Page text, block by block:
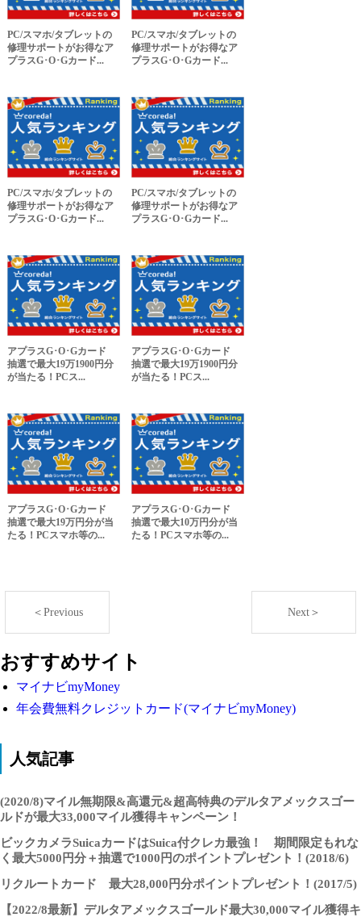
PC/スマホ/タブレットの
修理サポートがお得なア
プラスG･O･Gカード...
PC/スマホ/タブレットの
修理サポートがお得なア
プラスG･O･Gカード...
PC/スマホ/タブレットの
修理サポートがお得なア
プラスG･O･Gカード...
PC/スマホ/タブレットの
修理サポートがお得なア
プラスG･O･Gカード...
アプラスG･O･Gカード
抽選で最大19万1900円分
が当たる！PCス...
アプラスG･O･Gカード
抽選で最大19万1900円分
が当たる！PCス...
アプラスG･O･Gカード
抽選で最大19万円分が当
たる！PCスマホ等の...
アプラスG･O･Gカード
抽選で最大10万円分が当
たる！PCスマホ等の...
＜Previous Next＞
おすすめサイト
マイナビmyMoney
年会費無料クレジットカード(マイナビmyMoney)
人気記事
(2020/8)マイル無期限&高還元&超高特典のデルタアメックスゴー
ルドが最大33,000マイル獲得キャンペーン！
ビックカメラSuicaカードはSuica付クレカ最強！ 期間限定もれな
く最大5000円分＋抽選で1000円のポイントプレゼント！(2018/6)
リクルートカード 最大28,000円分ポイントプレゼント！(2017/5)
【2022/8最新】デルタアメックスゴールド最大30,000マイル獲得キ